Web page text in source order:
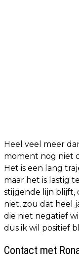
Heel veel meer
moment nog niet
Het is een lang
maar het is lastig
stijgende lijn blijft,
niet, zou dat heel
die niet negatief
dus ik wil positief
Contact met